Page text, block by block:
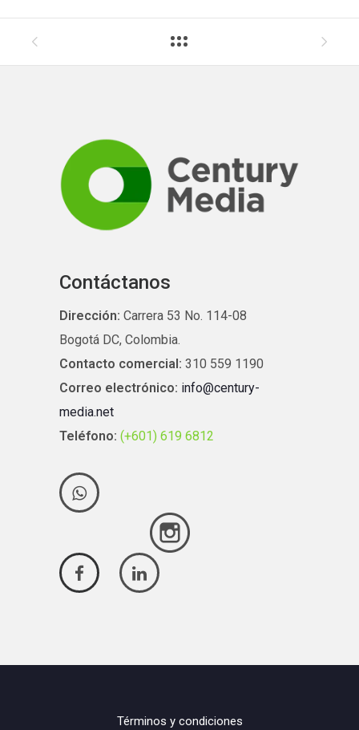
Contáctanos
Dirección: Carrera 53 No. 114-08
Bogotá DC, Colombia.
Contacto comercial: 310 559 1190
Correo electrónico: info@century-
media.net
Teléfono: (+601) 619 6812
Términos y condiciones